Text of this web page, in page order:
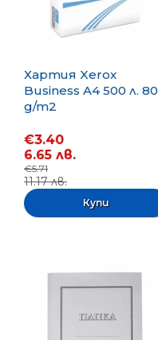
Хартия Xerox
Business A4 500 л. 80
g/m2
€3.40
6.65 лв.
€5.71
11.17 лв.